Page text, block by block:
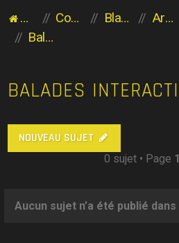
Accueil du forum
Communauté des Planaviens Blabla entre Planaviens Archives
Balades Interactives
BALADES
NOUVEAU SUJET
0 sujet • Page 1
Aucun sujet n’a été publié